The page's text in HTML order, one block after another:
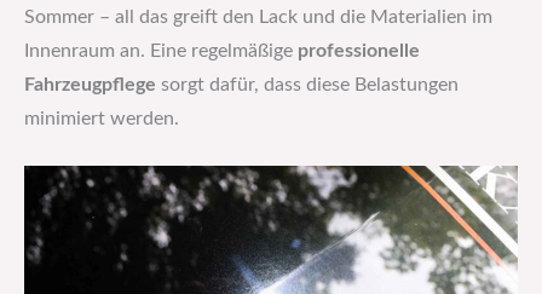
Sommer – all das greift den Lack und die Materialien im
Innenraum an. Eine regelmäßige professionelle
Fahrzeugpflege sorgt dafür, dass diese Belastungen
minimiert werden.